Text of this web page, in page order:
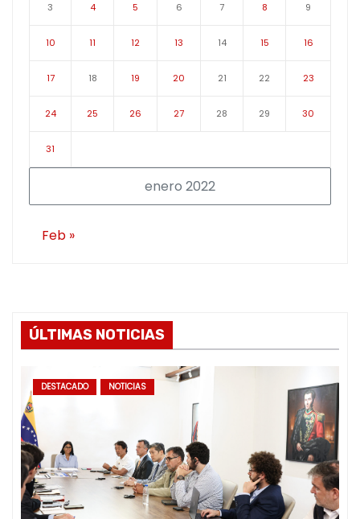
enero 2022
3 4 5 6 7 8 9
10 11 12 13 14 15 16
17 18 19 20 21 22 23
24 25 26 27 28 29 30
31
Feb »
ÚLTIMAS NOTICIAS
DESTACADO NOTICIAS